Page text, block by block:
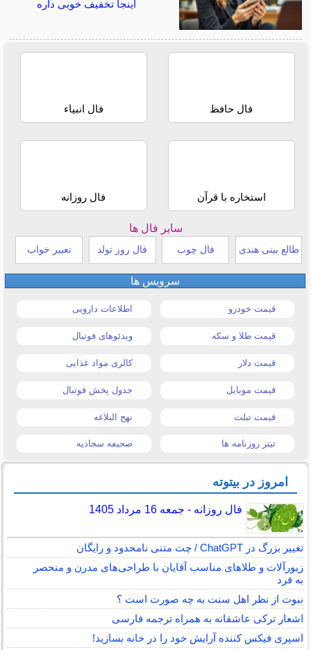
اینجا تخفیف خوبی داره
فال حافظ فال انبیاء
استخاره با قرآن فال روزانه
سایر فال ها
طالع بینی هندی فال چوب فال روز تولد تعبیر خواب
سرویس ها
قیمت خودرو اطلاعات دارویی
قیمت طلا و سکه ویدئوهای فوتبال
قیمت دلار کالری مواد غذایی
قیمت موبایل جدول پخش فوتبال
قیمت تبلت نهج البلاغه
تیتر روزنامه ها صحیفه سجادیه
امروز در بیتوته
فال روزانه - جمعه 16 مرداد 1405
تغییر بزرگ در ChatGPT / چت متنی نامحدود و رایگان
زیورآلات و طلاهای مناسب آقایان با طراحی‌های مدرن و منحصر
به فرد
نبوت از نظر اهل سنت به چه صورت است ؟
اشعار ترکی عاشقانه به همراه ترجمه فارسی
اسپری فیکس کننده آرایش خود را در خانه بسازید!